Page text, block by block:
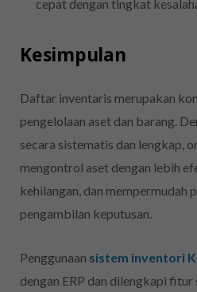
cepat dengan tingkat
Kesimpulan
Daftar inventaris merupakan
pengelolaan aset dan barang.
secara sistematis dan lengkap,
mengontrol aset dengan lebih
kehilangan, dan mempermudah
pengambilan keputusan.
Penggunaan sistem inventori
dengan ERP dan dilengkapi